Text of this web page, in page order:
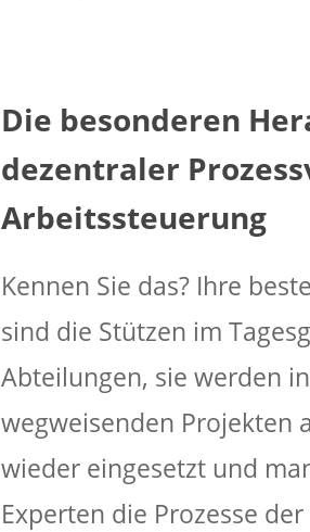
Die besonderen
dezentraler
Arbeitssteuerung
Kennen Sie das? Ihre
sind die Stützen im
Abteilungen, sie werden
wegweisenden Projekten
wieder eingesetzt und
Experten die Prozesse